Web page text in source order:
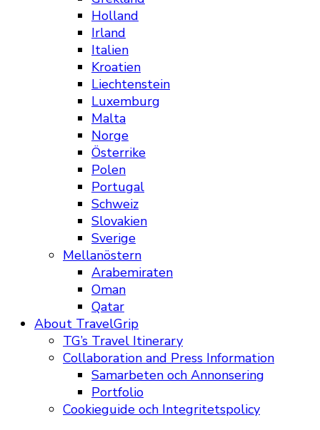
Holland
Irland
Italien
Kroatien
Liechtenstein
Luxemburg
Malta
Norge
Österrike
Polen
Portugal
Schweiz
Slovakien
Sverige
Mellanöstern
Arabemiraten
Oman
Qatar
About TravelGrip
TG’s Travel Itinerary
Collaboration and Press Information
Samarbeten och Annonsering
Portfolio
Cookieguide och Integritetspolicy